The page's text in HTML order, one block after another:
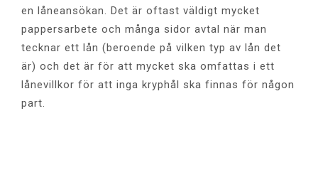
en låneansökan. Det är oftast väldigt mycket
pappersarbete och många sidor avtal när man
tecknar ett lån (beroende på vilken typ av lån det
är) och det är för att mycket ska omfattas i ett
lånevillkor för att inga kryphål ska finnas för någon
part.